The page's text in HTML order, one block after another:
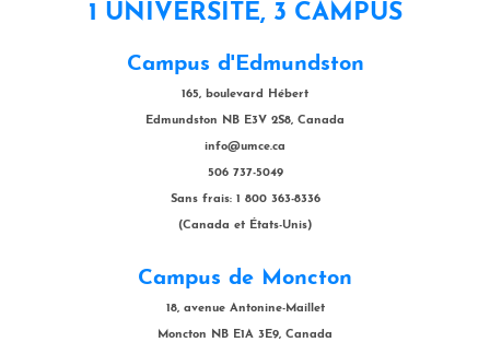
1 UNIVERSITÉ, 3 CAMPUS
Campus d'Edmundston
165, boulevard Hébert
Edmundston NB E3V 2S8, Canada
info@umce.ca
506 737-5049
Sans frais: 1 800 363-8336
(Canada et États-Unis)
Campus de Moncton
18, avenue Antonine-Maillet
Moncton NB E1A 3E9, Canada